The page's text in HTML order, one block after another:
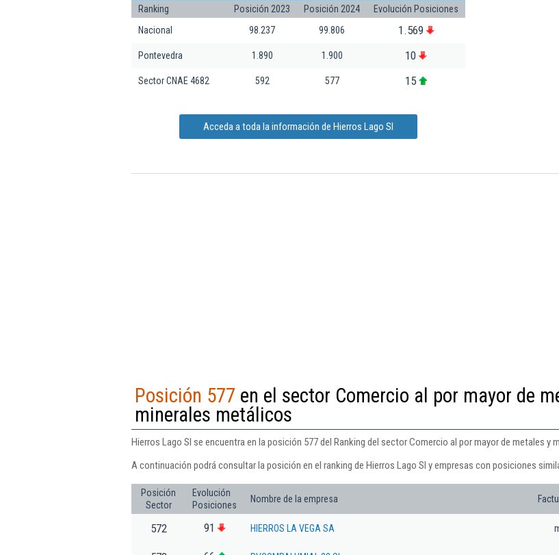
Ranking Posición 2023 Posición 2024
Evolución Posiciones
Nacional
98.237 99.806 1.569
Pontevedra 1.890 1.900 10
Sector CNAE 4682 592 577 15
Acceda a toda la información de Hierros Lago Sl
Posición 577 en el sector Comercio al por mayor de
minerales metálicos
Hierros Lago Sl se encuentra en la posición 577 del Ranking del sector Comercio al por mayor de metales y
A continuación podrá consultar la posición en el ranking de Hierros Lago Sl y empresas con posiciones
Posición
Sector
Evolución
Posiciones
Nombre de la empresa
572 91 HIERROS LA VEGA SA